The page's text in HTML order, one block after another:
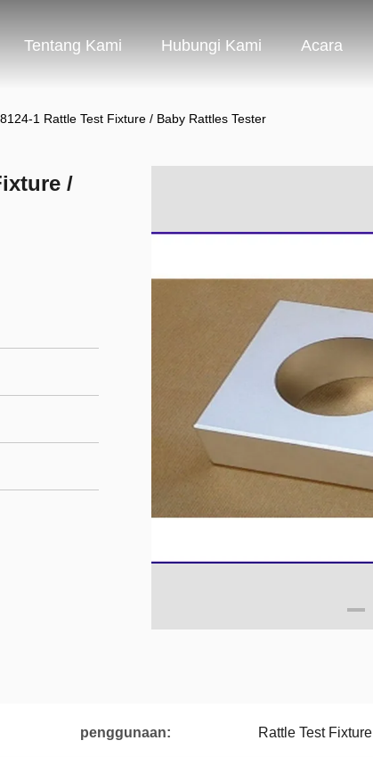
Tentang Kami Hubungi Kami Acara
1 Rattle Test Fixture / Baby Rattles Tester
/
penggunaan: Rattle Test Fixture